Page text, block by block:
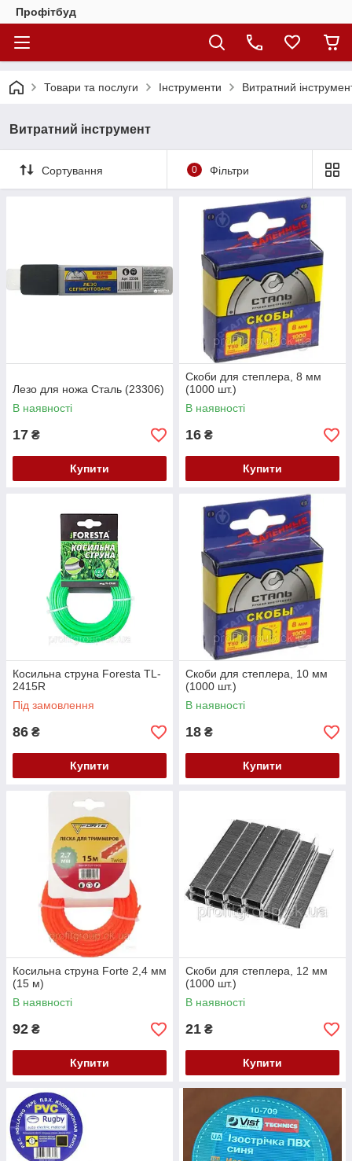
Профітбуд
Товари та послуги Інструменти Витратний
Витратний інструмент
Сортування 0 Фільтри
Лезо для ножа Сталь (23306)
В наявності
17 ₴
Купити
Скоби для степлера, 8 мм
(1000 шт.)
В наявності
16 ₴
Купити
Косильна струна Foresta TL-
2415R
Під замовлення
86 ₴
Купити
Скоби для степлера, 10 мм
(1000 шт.)
В наявності
18 ₴
Купити
Косильна струна Forte 2,4 мм
(15 м)
В наявності
92 ₴
Купити
Скоби для степлера, 12 мм
(1000 шт.)
В наявності
21 ₴
Купити